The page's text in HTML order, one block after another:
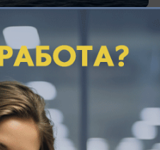
года и Сенной
снимки
даже